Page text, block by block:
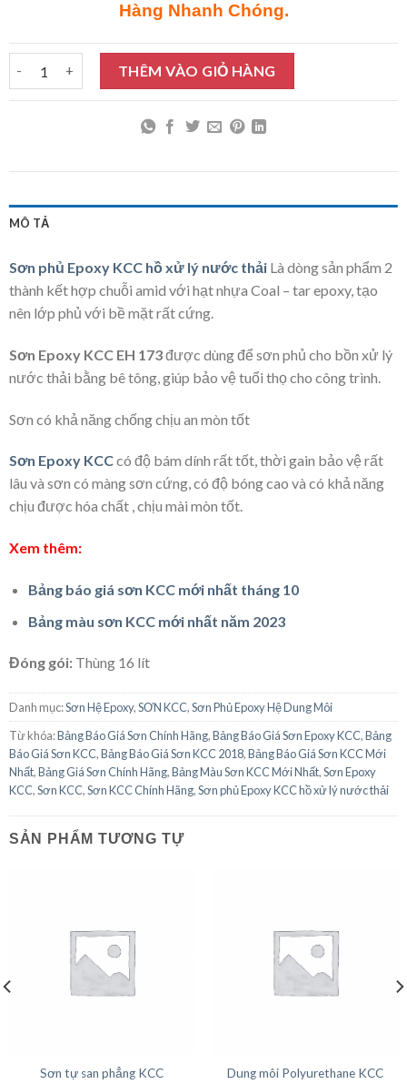
Hàng Nhanh Chóng.
Sơn phủ Epoxy KCC hồ xử lý nước thải 16L số lượng
THÊM VÀO GIỎ HÀNG
MÔ TẢ
Sơn phủ Epoxy KCC hồ xử lý nước thải Là dòng sản phẩm 2
thành kết hợp chuỗi amid với hạt nhựa Coal – tar epoxy, tạo
nên lớp phủ với bề mặt rất cứng.
Sơn Epoxy KCC EH 173được dùng để sơn phủ cho bồn xử lý
nước thải bằng bê tông, giúp bảo vệ tuổi thọ cho công trình.
Sơn có khả năng chống chịu an mòn tốt
Sơn Epoxy KCCcó độ bám dính rất tốt, thời gain bảo vệ rất
lâu và sơn có màng sơn cứng, có độ bóng cao và có khả năng
chịu được hóa chất , chịu mài mòn tốt.
Xem thêm:
Bảng báo giá sơn KCC mới nhất tháng 10
Bảng màu sơn KCC mới nhất năm 2023
Đóng gói:Thùng 16 lít
Danh mục:Sơn Hệ Epoxy,SƠN KCC,Sơn Phủ Epoxy Hệ Dung Môi
Từ khóa:Bảng Báo Giá Sơn Chính Hãng,Bảng Báo Giá Sơn Epoxy KCC,Bảng
Báo Giá Sơn KCC,Bảng Báo Giá Sơn KCC 2018,Bảng Báo Giá Sơn KCC Mới
Nhất,Bảng Giá Sơn Chính Hãng,Bảng Màu Sơn KCC Mới Nhất,Sơn Epoxy
KCC,Sơn KCC,Sơn KCC Chính Hãng,Sơn phủ Epoxy KCC hồ xử lý nước thải
SẢN PHẨM TƯƠNG TỰ
Sơn tự san phẳng KCC
Dung môi Polyurethane KCC